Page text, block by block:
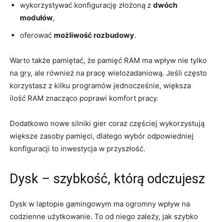
wykorzystywać konfigurację złożoną z dwóch
modułów,
oferować możliwość rozbudowy.
Warto także pamiętać, że pamięć RAM ma wpływ nie tylko
na gry, ale również na pracę wielozadaniową. Jeśli często
korzystasz z kilku programów jednocześnie, większa
ilość RAM znacząco poprawi komfort pracy.
Dodatkowo nowe silniki gier coraz częściej wykorzystują
większe zasoby pamięci, dlatego wybór odpowiedniej
konfiguracji to inwestycja w przyszłość.
Dysk – szybkość, którą odczujesz
Dysk w laptopie gamingowym ma ogromny wpływ na
codzienne użytkowanie. To od niego zależy, jak szybko